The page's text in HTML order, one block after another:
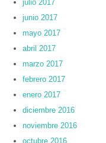
julio 2017
junio 2017
mayo 2017
abril 2017
marzo 2017
febrero 2017
enero 2017
diciembre 2016
noviembre 2016
octubre 2016